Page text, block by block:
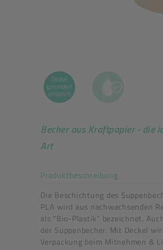
Becher aus Kraftpapier - die
Art
Produktbeschreibung
Die Beschichtung des
PLA wird aus nachwachsenden
als "Bio-Plastik" bezeichnet.
der Suppenbecher. Mit Deckel
Verpackung beim Mitnehmen &